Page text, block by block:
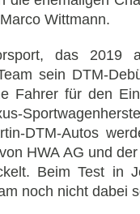
Wittmann.
das 2019
sein DTM-
Fahrer für den
DTM-Autos
HWA AG und
Beim Test in
noch nicht dabei